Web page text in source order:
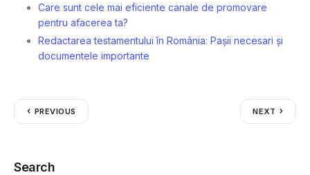
Care sunt cele mai eficiente canale de promovare
pentru afacerea ta?
Redactarea testamentului în România: Pașii necesari și
documentele importante
PREVIOUS NEXT
Search